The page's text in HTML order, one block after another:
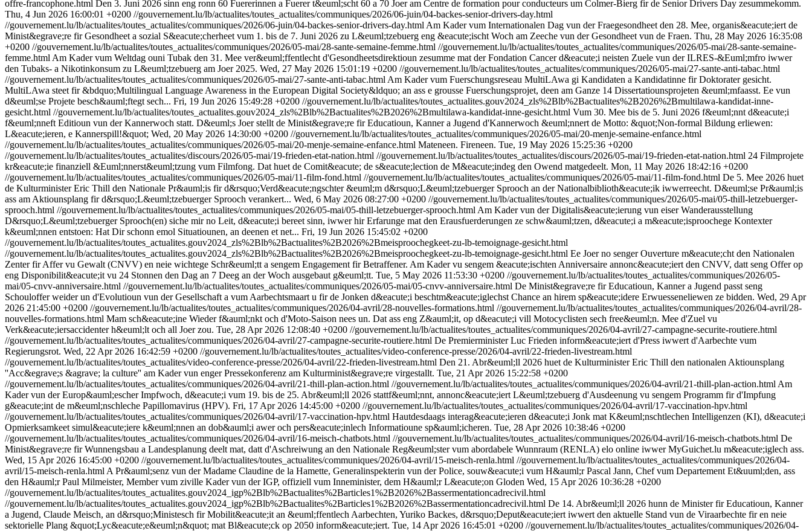
offre-francophone.html Den 3. Juni 2026 sinn eng ronn 60 Fuererinnen a Fuerer t&euml;scht 60 a 70 Joer am Centre de formation pour conducteurs um Colmer-Bierg fir de Senior Drivers Day zesummekomm.
Thu, 4 Jun 2026 16:00:01 +0200 //gouvernement.lu/lb/actualites/toutes_actualites/communiques/2026/06-juin/04-backes-senior-drivers-day.html
//gouvernement.lu/lb/actualites/toutes_actualites/communiques/2026/06-juin/04-backes-senior-drivers-day.html Am Kader vum Internationalen Dag vun der Fraegesondheet den 28. Mee, organis&eacute;iert de
Minist&egrave;re fir Gesondheet a sozial S&eacute;cherheet vum 1. bis de 7. Juni 2026 zu L&euml;tzebuerg eng &eacute;ischt Woch am Zeeche vun der Gesondheet vun de Fraen. Thu, 28 May 2026 16:35:08
+0200 //gouvernement.lu/lb/actualites/toutes_actualites/communiques/2026/05-mai/28-sante-semaine-femme.html //gouvernement.lu/lb/actualites/toutes_actualites/communiques/2026/05-mai/28-sante-semaine-
femme.html Am Kader vum Weltdag ouni Tubak den 31. Mee ver&euml;ffentlecht d'Gesondheetsdirektioun zesumme mat der Fondation Cancer d&eacute;i neisten Zuele vun der ILRES-&Euml;mfro iwwer
den Tubaks- a Nikotinkonsum zu L&euml;tzebuerg am Joer 2025. Wed, 27 May 2026 15:01:19 +0200 //gouvernement.lu/lb/actualites/toutes_actualites/communiques/2026/05-mai/27-sante-anti-tabac.html
//gouvernement.lu/lb/actualites/toutes_actualites/communiques/2026/05-mai/27-sante-anti-tabac.html Am Kader vum Fuerschungsreseau MultiLAwa gi Kandidaten a Kandidatinne fir Doktorater gesicht.
MultiLAwa steet fir &bdquo;Multilingual Language Awareness in the European Digital Society&ldquo; an ass e grousse Fuerschungsprojet, deen am Ganze 14 Dissertatiounsprojeten &euml;mfaasst. Ee vun
d&euml;se Projete besch&auml;ftegt sech... Fri, 19 Jun 2026 15:49:28 +0200 //gouvernement.lu/lb/actualites/toutes_actualites.gouv2024_zls%2Blb%2Bactualites%2B2026%2Bmultilawa-kandidat-inne-
gesicht.html //gouvernement.lu/lb/actualites/toutes_actualites.gouv2024_zls%2Blb%2Bactualites%2B2026%2Bmultilawa-kandidat-inne-gesicht.html Vum 30. Mee bis de 5. Juni 2026 f&euml;nnt d&eacute;i
f&euml;nneft Editioun vun der Kannerwoch statt. D&euml;s Joer stellt de Minist&egrave;re fir Educatioun, Kanner a Jugend d'Kannerwoch &euml;nnert de Motto: &quot;Non-formal Bildung erliewen:
L&eacute;ieren, e Kannerspill!&quot; Wed, 20 May 2026 14:30:00 +0200 //gouvernement.lu/lb/actualites/toutes_actualites/communiques/2026/05-mai/20-menje-semaine-enfance.html
//gouvernement.lu/lb/actualites/toutes_actualites/communiques/2026/05-mai/20-menje-semaine-enfance.html Mateneen. Fireneen. Tue, 19 May 2026 15:25:36 +0200
//gouvernement.lu/lb/actualites/toutes_actualites/discours/2026/05-mai/19-frieden-etat-nation.html //gouvernement.lu/lb/actualites/toutes_actualites/discours/2026/05-mai/19-frieden-etat-nation.html 24 Filmprojete
kr&eacute;ie finanziell &Euml;nnerst&euml;tzung vum Filmfong. Dat huet de Comit&eacute; de s&eacute;lection de M&eacute;indeg den Owend matgedeelt. Mon, 11 May 2026 18:42:16 +0200
//gouvernement.lu/lb/actualites/toutes_actualites/communiques/2026/05-mai/11-film-fond.html //gouvernement.lu/lb/actualites/toutes_actualites/communiques/2026/05-mai/11-film-fond.html De 5. Mee 2026 huet
de Kulturminister Eric Thill den Nationale Pr&auml;is fir d&rsquo;Verd&eacute;ngschter &euml;m d&rsquo;L&euml;tzebuerger Sprooch an der Nationalbiblioth&eacute;ik iwwerreecht. D&euml;se Pr&auml;is
ass am Aktiounsplang fir d&rsquo;L&euml;tzebuerger Sprooch verankert... Wed, 6 May 2026 08:27:00 +0200 //gouvernement.lu/lb/actualites/toutes_actualites/communiques/2026/05-mai/05-thill-letzebuerger-
sprooch.html //gouvernement.lu/lb/actualites/toutes_actualites/communiques/2026/05-mai/05-thill-letzebuerger-sprooch.html Am Kader vun der Digitalis&eacute;ierung vun eiser Wanderausstellung
D&rsquo;L&euml;tzebuerger Sprooch(en) siche mir no Leit, d&eacute;i bereet sinn, iwwer hir Erfarunge mat den Erausfuerderungen ze schw&auml;tzen, d&eacute;i a m&eacute;isproochege Kontexter
k&euml;nnen entstoen: Hat Dir schonn emol Situatiounen, an deenen et net... Fri, 19 Jun 2026 15:45:02 +0200
//gouvernement.lu/lb/actualites/toutes_actualites.gouv2024_zls%2Blb%2Bactualites%2B2026%2Bmeisproochegkeet-zu-lb-temoignage-gesicht.html
//gouvernement.lu/lb/actualites/toutes_actualites.gouv2024_zls%2Blb%2Bactualites%2B2026%2Bmeisproochegkeet-zu-lb-temoignage-gesicht.html Ee Joer no senger Ouverture m&eacute;cht den Nationalen
Zenter fir Affer vu Gewalt (CNVV) en neie wichtege Schr&euml;tt a sengem Engagement fir Betraffener. Am Kader vu sengem &eacute;ischten Anniversaire annonc&eacute;iert den CNVV, datt seng Offer op
eng Disponibilit&eacute;it vu 24 Stonnen den Dag an 7 Deeg an der Woch ausgebaut g&euml;tt. Tue, 5 May 2026 11:53:30 +0200 //gouvernement.lu/lb/actualites/toutes_actualites/communiques/2026/05-
mai/05-cnvv-anniversaire.html //gouvernement.lu/lb/actualites/toutes_actualites/communiques/2026/05-mai/05-cnvv-anniversaire.html De Minist&egrave;re fir Educatioun, Kanner a Jugend passt seng
Schouloffer weider un d'Evolutioun vun der Gesellschaft a vum Aarbechtsmaart u fir de Jonken d&eacute;i beschtm&eacute;iglechst Chance an hirem sp&eacute;idere Erwuesseneliewen ze bidden. Wed, 29 Apr
2026 21:45:00 +0200 //gouvernement.lu/lb/actualites/toutes_actualites/communiques/2026/04-avril/28-nouvelles-formations.html //gouvernement.lu/lb/actualites/toutes_actualites/communiques/2026/04-avril/28-
nouvelles-formations.html Mam sch&eacute;ine Wieder f&auml;nkt och d'Moto-Saison nees un. Dat ass eng Z&auml;it, op d&eacute;i vill Motocyclisten sech free&euml;n. Mee d'Zuel vu
Verk&eacute;iersaccidenter h&euml;lt och all Joer zou. Tue, 28 Apr 2026 12:08:40 +0200 //gouvernement.lu/lb/actualites/toutes_actualites/communiques/2026/04-avril/27-campagne-securite-routiere.html
//gouvernement.lu/lb/actualites/toutes_actualites/communiques/2026/04-avril/27-campagne-securite-routiere.html De Premierminister Luc Frieden inform&eacute;iert d'Press iwwert d'Aarbechte vum
Regierungsrot. Wed, 22 Apr 2026 16:42:59 +0200 //gouvernement.lu/lb/actualites/toutes_actualites/video-conference-presse/2026/04-avril/22-frieden-livestream.html
//gouvernement.lu/lb/actualites/toutes_actualites/video-conference-presse/2026/04-avril/22-frieden-livestream.html Den 21. Abr&euml;ll 2026 huet de Kulturminister Eric Thill den nationalen Aktiounsplang
''Acc&egrave;s &agrave; la culture'' am Kader vun enger Pressekonferenz am Kulturminist&egrave;re virgestallt. Tue, 21 Apr 2026 15:22:58 +0200
//gouvernement.lu/lb/actualites/toutes_actualites/communiques/2026/04-avril/21-thill-plan-action.html //gouvernement.lu/lb/actualites/toutes_actualites/communiques/2026/04-avril/21-thill-plan-action.html Am
Kader vun der Europ&auml;escher Impfwoch, d&eacute;i vum 19. bis de 25. Abr&euml;ll 2026 stattf&euml;nnt, annonc&eacute;iert L&euml;tzebuerg d'Ausdeenung vu sengem Programm fir d'Impfung
g&eacute;int de m&euml;nschleche Papillomavirus (HPV). Fri, 17 Apr 2026 14:45:00 +0200 //gouvernement.lu/lb/actualites/toutes_actualites/communiques/2026/04-avril/17-vaccination-hpv.html
//gouvernement.lu/lb/actualites/toutes_actualites/communiques/2026/04-avril/17-vaccination-hpv.html Hautdesdaags interag&eacute;ieren d&eacute;i Jonk mat K&euml;nschtlechen Intelligenzen (KI), d&eacute;i
Opmierksamkeet simul&eacute;iere k&euml;nnen an dob&auml;i awer och pers&eacute;inlech Informatioune sp&auml;icheren. Tue, 28 Apr 2026 10:38:46 +0200
//gouvernement.lu/lb/actualites/toutes_actualites/communiques/2026/04-avril/16-meisch-chatbots.html //gouvernement.lu/lb/actualites/toutes_actualites/communiques/2026/04-avril/16-meisch-chatbots.html De
Minist&egrave;re fir Wunnengsbau a Landesplanung deelt mat, datt d'Aschreiwung an den Nationale Reg&euml;ster vum abordabele Wunnraum (RENLA) elo online iwwer MyGuichet.lu m&eacute;iglech ass.
Wed, 15 Apr 2026 16:45:00 +0200 //gouvernement.lu/lb/actualites/toutes_actualites/communiques/2026/04-avril/15-meisch-renla.html //gouvernement.lu/lb/actualites/toutes_actualites/communiques/2026/04-
avril/15-meisch-renla.html A Pr&auml;senz vun der Madame Claudine de la Hamette, Generalinspekterin vun der Police, souw&eacute;i vum H&auml;r Pascal Jann, Chef vum Departement Et&uuml;den, ass
den H&auml;r Paul Milmeister, Member vum ziville Kader vun der IGP, offiziell vum Inneminister, dem H&auml;r L&eacute;on Gloden Wed, 15 Apr 2026 10:36:28 +0200
//gouvernement.lu/lb/actualites/toutes_actualites.gouv2024_igp%2Blb%2Bactualites%2Barticles1%2B2026%2Bassermentationcadrecivil.html
//gouvernement.lu/lb/actualites/toutes_actualites.gouv2024_igp%2Blb%2Bactualites%2Barticles1%2B2026%2Bassermentationcadrecivil.html De 14. Abr&euml;ll 2026 hunn de Minister fir Educatioun, Kanner
a Jugend, Claude Meisch, an d&rsquo;Ministesch fir Mobilit&eacute;it an &euml;ffentlech Aarbechten, Yuriko Backes, d&rsquo;Deput&eacute;iert iwwert den aktuelle Stand vun de Viraarbechte fir en neie
sektorielle Plang &quot;Lyc&eacute;e&euml;n&quot; mat Bl&eacute;ck op 2050 inform&eacute;iert. Tue, 14 Apr 2026 16:45:01 +0200 //gouvernement.lu/lb/actualites/toutes_actualites/communiques/2026/04-